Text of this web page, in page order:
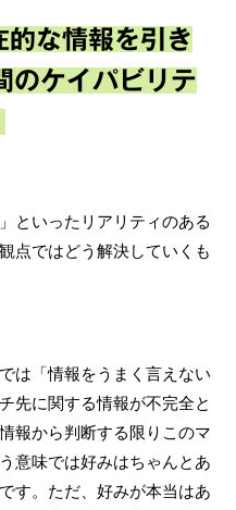
な情報を引き
のケイパビリテ
といったリアリティのある
点ではどう解決していくも
は「情報をうまく言えない
先に関する情報が不完全と
報から判断する限りこのマ
意味では好みはちゃんとあ
す。ただ、好みが本当はあ